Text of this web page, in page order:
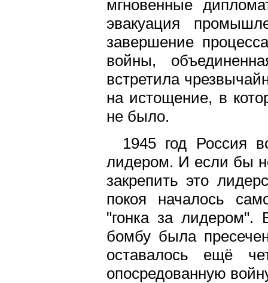
мгновенные
эвакуация
завершение
войны,
встретила
на истощение, в
не было.
1945 год Россия
лидером. И если бы
закрепить это
покоя началось
"гонка за
бомбу была
оставалось ещё
опосредованную